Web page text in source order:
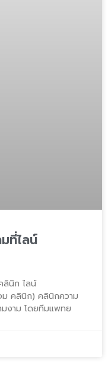
ที่ไลน์
ลินิก ไลน์
ม คลินิก) คลินิกความ
งาม โดยทีมแพทย